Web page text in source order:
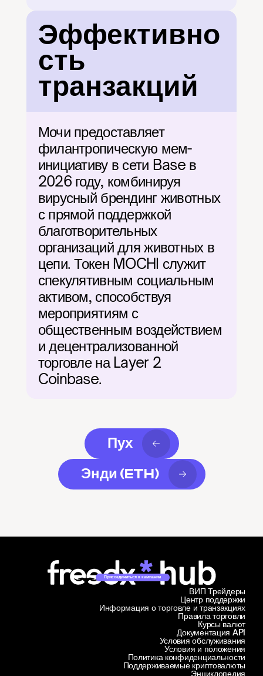
Эффективно
сть
транзакций
Мочи предоставляет
филантропическую мем-
инициативу в сети Base в
2026 году, комбинируя
вирусный брендинг животных
с прямой поддержкой
благотворительных
организаций для животных в
цепи. Токен MOCHI служит
спекулятивным социальным
активом, способствуя
мероприятиям с
общественным воздействием
и децентрализованной
торговле на Layer 2
Coinbase.
Пух
Энди (ETH)
Присоединиться к кампании
Центр поддержки
Информация о торговле и транзакциях
ВИП Трейдеры
Правила торговли
Курсы валют
Документация API
Условия обслуживания
Условия и положения
Политика конфиденциальности
Поддерживаемые криптовалюты
Энциклопедия